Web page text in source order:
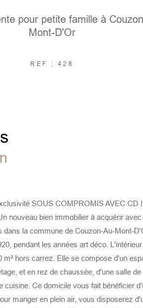
pour petite famille à
Mont-D'Or
REF : 428
SOUS COMPROMIS AVEC CD
nouveau bien immobilier à acquérir
dans la commune de Couzon-Au-Mont-
pendant les années art déco.
m² hors carrez. Elle se compose d'un
et en rez de chaussée, d'une salle de
cuisine. Ce domicile vous fait bénéficier
manger en plein air, vous disposerez